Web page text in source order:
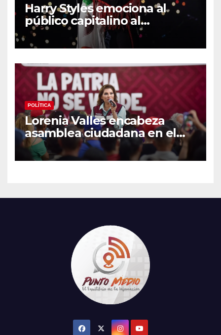
Harry Styles emociona al
público capitalino al
interpretar “Cielito Lindo” en
su tercer concierto en la
POLÍTICA
Lorenia Valles encabeza
asamblea ciudadana en el
Parque Laura Alicia Frías de
Hermosillo